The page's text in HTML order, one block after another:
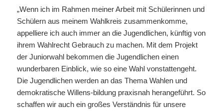
„Wenn ich im Rahmen meiner Arbeit mit Schülerinnen und
Schülern aus meinem Wahlkreis zusammenkomme,
appelliere ich auch immer an die Jugendlichen, künftig von
ihrem Wahlrecht Gebrauch zu machen. Mit dem Projekt
der Juniorwahl bekommen die Jugendlichen einen
wunderbaren Einblick, wie so eine Wahl vonstattengeht.
Die Jugendlichen werden an das Thema Wahlen und
demokratische Willens-bildung praxisnah herangeführt. So
schaffen wir auch ein großes Verständnis für unsere